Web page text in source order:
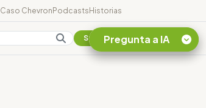
Caso ChevronPodcastsHistorias
SuscribirsePregunta a IA